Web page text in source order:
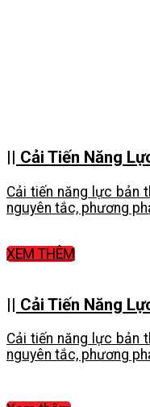
|| Cải Tiến Năng
Cải tiến năng lực bản
nguyên tắc, phương
XEM THÊM
|| Cải Tiến Năng
Cải tiến năng lực bản
nguyên tắc, phương